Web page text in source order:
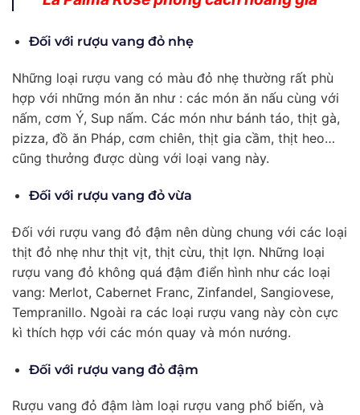
Đối với rượu vang đỏ nhẹ
Những loại rượu vang có màu đỏ nhẹ thường rất phù
hợp với những món ăn như : các món ăn nấu cùng với
nấm, cơm Ý, Sup nấm. Các món như bánh táo, thịt gà,
pizza, đồ ăn Pháp, cơm chiên, thịt gia cầm, thịt heo…
cũng thưởng được dùng với loại vang này.
Đối với rượu vang đỏ vừa
Đối với rượu vang đỏ đậm nên dùng chung với các loại
thịt đỏ nhẹ như thịt vịt, thịt cừu, thịt lợn. Những loại
rượu vang đỏ không quá đậm điển hình như các loại
vang: Merlot, Cabernet Franc, Zinfandel, Sangiovese,
Tempranillo. Ngoài ra các loại rượu vang này còn cực
kì thích hợp với các món quay và món nướng.
Đối với rượu vang đỏ đậm
Rượu vang đỏ đậm làm loại rượu vang phổ biến, và